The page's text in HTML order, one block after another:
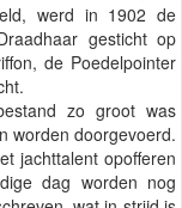
werd in 1902 de
gesticht op
de Poedelpointer
zo groot was
worden doorgevoerd.
jachttalent opofferen
dag worden nog